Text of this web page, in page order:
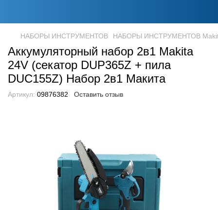
НАБОРЫ ИНСТРУМЕНТОВ НАБОРЫ ИНСТРУМЕНТОВ
Аккумуляторный набор 2в1 Makita
24V (секатор DUP365Z + пила
DUC155Z) Набор 2в1 Макита
Артикул: 09876382 Оставить отзыв